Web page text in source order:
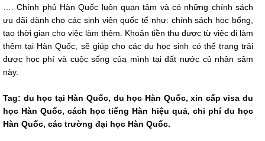
…. Chính phủ Hàn Quốc luôn quan tâm và có những chính sách
ưu đãi dành cho các sinh viên quốc tế như: chính sách học bổng,
tạo thời gian cho việc làm thêm. Khoản tiền thu được từ việc đi làm
thêm tại Hàn Quốc, sẽ giúp cho các du học sinh có thể trang trải
được học phí và cuộc sống của mình tại đất nước củ nhân sâm
này.
Tag: du học tại Hàn Quốc, du học Hàn Quốc, xin cấp visa du
học Hàn Quốc, cách học tiếng Hàn hiệu quả, chi phí du học
Hàn Quốc, các trường đại học Hàn Quốc.